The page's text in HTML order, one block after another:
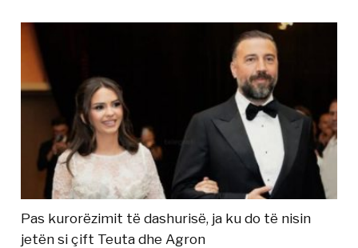
Pas kurorëzimit të dashurisë, ja ku do të nisin
jetën si çift Teuta dhe Agron